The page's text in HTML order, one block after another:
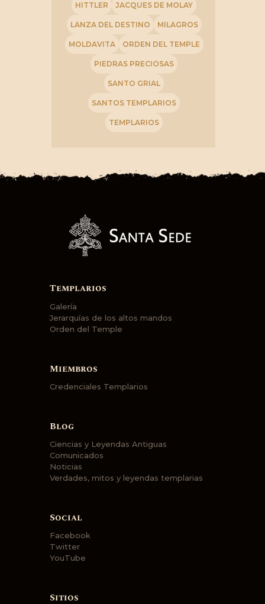
HITTLER JACQUES DE MOLAY
LANZA DEL DESTINO MILAGROS
MOLDAVITA ORDEN DEL TEMPLE
PIEDRAS PRECIOSAS
SANTO GRIAL
SANTOS TEMPLARIOS
TEMPLARIOS
Templarios
Galería
Jerarquías de los altos mandos
Orden del Temple
Miembros
Credenciales Templarios
Blog
Ciencias y Leyendas Antiguas
Comunicados
Noticias
Verdades, mitos y leyendas templarias
Social
Facebook
Twitter
YouTube
Sitios